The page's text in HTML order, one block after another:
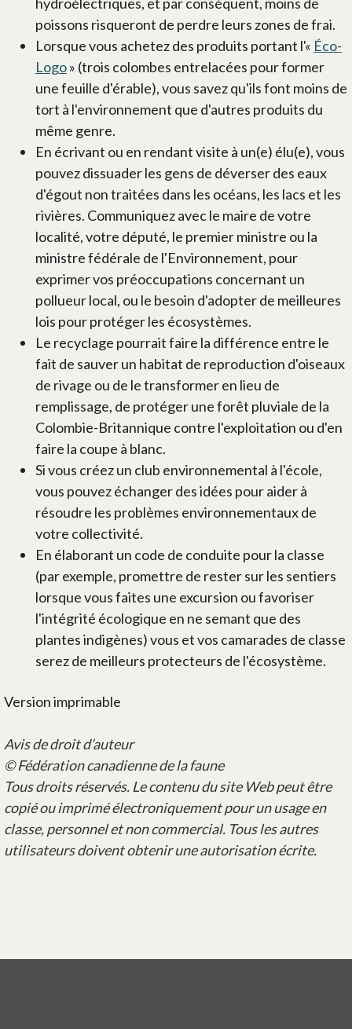
poissons risqueront de perdre leurs zones de frai.
Lorsque vous achetez des produits portant l'« Éco-
Logo» (trois colombes entrelacées pour former
une feuille d'érable), vous savez qu'ils font moins de
tort à l'environnement que d'autres produits du
même genre.
En écrivant ou en rendant visite à un(e) élu(e), vous
pouvez dissuader les gens de déverser des eaux
d'égout non traitées dans les océans, les lacs et les
rivières. Communiquez avec le maire de votre
localité, votre député, le premier ministre ou la
ministre fédérale de l'Environnement, pour
exprimer vos préoccupations concernant un
pollueur local, ou le besoin d'adopter de meilleures
lois pour protéger les écosystèmes.
Le recyclage pourrait faire la différence entre le
fait de sauver un habitat de reproduction d'oiseaux
de rivage ou de le transformer en lieu de
remplissage, de protéger une forêt pluviale de la
Colombie-Britannique contre l'exploitation ou d'en
faire la coupe à blanc.
Si vous créez un club environnemental à l'école,
vous pouvez échanger des idées pour aider à
résoudre les problèmes environnementaux de
votre collectivité.
En élaborant un code de conduite pour la classe
(par exemple, promettre de rester sur les sentiers
lorsque vous faites une excursion ou favoriser
l'intégrité écologique en ne semant que des
plantes indigènes) vous et vos camarades de classe
serez de meilleurs protecteurs de l'écosystème.
Version imprimable
Avis de droit d’auteur
© Fédération canadienne de la faune
Tous droits réservés. Le contenu du site Web peut être
copié ou imprimé électroniquement pour un usage en
classe, personnel et non commercial. Tous les autres
utilisateurs doivent obtenir une autorisation écrite.